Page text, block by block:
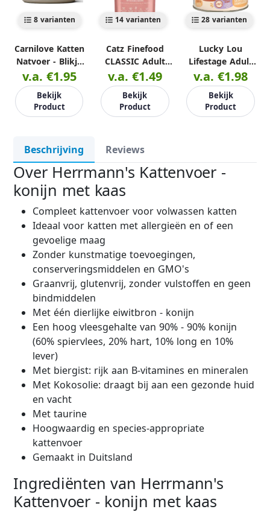
8 varianten
Carnilove Katten
Natvoer - Blikje
100g
v.a. €1.95
Bekijk
Product
14 varianten
Catz Finefood
CLASSIC Adult
85g
v.a. €1.49
Bekijk
Product
28 varianten
Lucky Lou
Lifestage Adult
200g
v.a. €1.98
Bekijk
Product
Beschrijving Reviews
Over Herrmann's Kattenvoer -
konijn met kaas
Compleet kattenvoer voor volwassen katten
Ideaal voor katten met allergieën en of een
gevoelige maag
Zonder kunstmatige toevoegingen,
conserveringsmiddelen en GMO's
Graanvrij, glutenvrij, zonder vulstoffen en geen
bindmiddelen
Met één dierlijke eiwitbron - konijn
Een hoog vleesgehalte van 90% - 90% konijn
(60% spiervlees, 20% hart, 10% long en 10%
lever)
Met biergist: rijk aan B-vitamines en mineralen
Met Kokosolie: draagt bij aan een gezonde huid
en vacht
Met taurine
Hoogwaardig en species-appropriate
kattenvoer
Gemaakt in Duitsland
Ingrediënten van Herrmann's
Kattenvoer - konijn met kaas